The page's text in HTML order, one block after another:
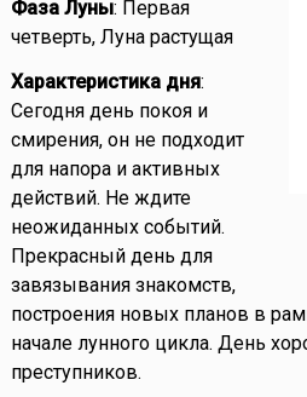
Фаза Луны: Первая
четверть, Луна растущая
Характеристика дня:
Сегодня день покоя и
смирения, он не подходит
для напора и активных
действий. Не ждите
неожиданных событий.
Прекрасный день для
завязывания знакомств,
построения новых планов в
начале лунного цикла. День
преступников.